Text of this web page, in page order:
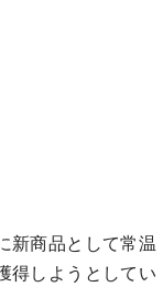
新商品として常温
得しようとしてい